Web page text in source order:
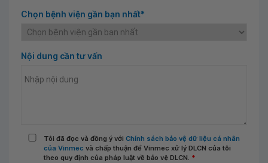
Chọn bệnh viện gần bạn nhất*
Nội dung cần tư vấn
Tôi đã đọc và đồng ý với Chính sách bảo vệ dữ liệu cá nhân
của Vinmec và chấp thuận để Vinmec xử lý DLCN của tôi
theo quy định của pháp luật về bảo vệ DLCN. *